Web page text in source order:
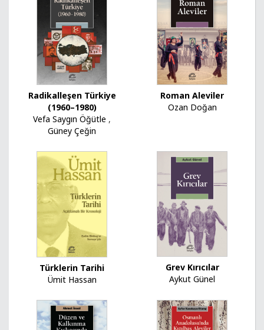
Radikalleşen Türkiye
(1960–1980)
Vefa Saygın Öğütle ,
Güney Çeğin
Roman Aleviler
Ozan Doğan
Türklerin Tarihi
Ümit Hassan
Grev Kırıcılar
Aykut Günel